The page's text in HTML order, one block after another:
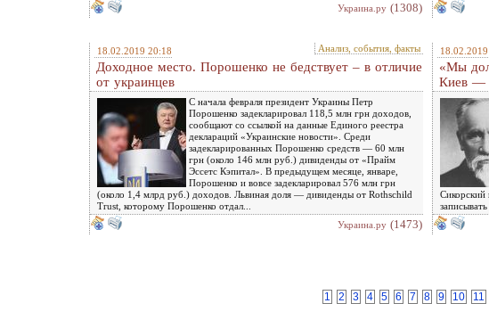
Украина.ру (1308)
18.02.2019 20:18 Анализ, события, факты
Доходное место. Порошенко не бедствует – в отличие
от украинцев
С начала февраля президент Украины Петр
Порошенко задекларировал 118,5 млн грн доходов,
сообщают со ссылкой на данные Единого реестра
деклараций «Украинские новости». Среди
задекларированных Порошенко средств — 60 млн
грн (около 146 млн руб.) дивиденды от «Прайм
Эссетс Кэпитал». В предыдущем месяце, январе,
Порошенко и вовсе задекларировал 576 млн грн
(около 1,4 млрд руб.) доходов. Львиная доля — дивиденды от Rothschild
Trust, которому Порошенко отдал...
Украина.ру (1473)
«Мы
Киев —
1
2 3 4 5 6 7 8 9 10 11